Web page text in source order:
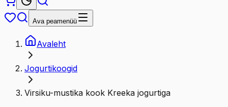
Ava peamenüü
Avaleht
Jogurtikoogid
Virsiku-mustika kook Kreeka jogurtiga